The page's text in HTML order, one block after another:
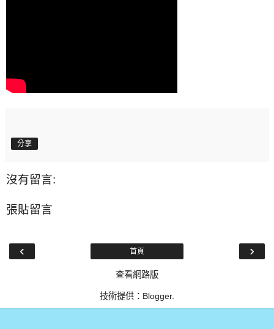
分享
沒有留言:
張貼留言
‹ ›
首頁
查看網路版
技術提供： Blogger.